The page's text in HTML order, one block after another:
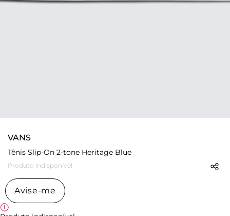
VANS
Tênis Slip-On 2-tone Heritage Blue
Produto indisponível
Avise-me